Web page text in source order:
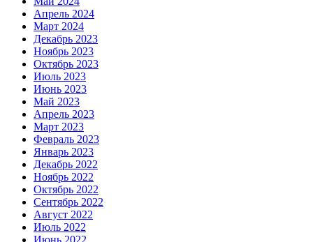
Апрель 2024
Март 2024
Декабрь 2023
Ноябрь 2023
Октябрь 2023
Июль 2023
Июнь 2023
Май 2023
Апрель 2023
Март 2023
Февраль 2023
Январь 2023
Декабрь 2022
Ноябрь 2022
Октябрь 2022
Сентябрь 2022
Август 2022
Июль 2022